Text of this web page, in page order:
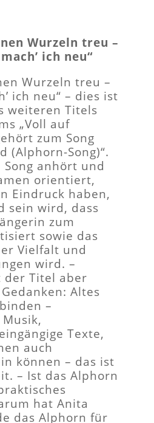
Wurzeln treu –
ich neu“
Wurzeln treu –
ich neu“ – dies ist
weiteren Titels
„Voll auf
zum Song
(Alphorn-Song)“.
anhört und
orientiert,
Eindruck haben,
sein wird, dass
zum
sowie das
Vielfalt und
wird. –
der Titel aber
Altes
–
Texte,
auch
können – das ist
– Ist das Alphorn
hat Anita
das Alphorn für